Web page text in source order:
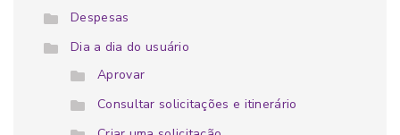
Despesas
Dia a dia do usuário
Aprovar
Consultar solicitações e itinerário